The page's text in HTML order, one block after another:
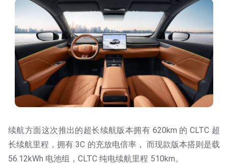
续航方面这次推出的超长续航版本拥有 620km 的 CLTC 超
长续航里程，拥有 3C 的充放电倍率， 而现款版本搭则是载
56.12kWh 电池组，CLTC 纯电续航里程 510km。